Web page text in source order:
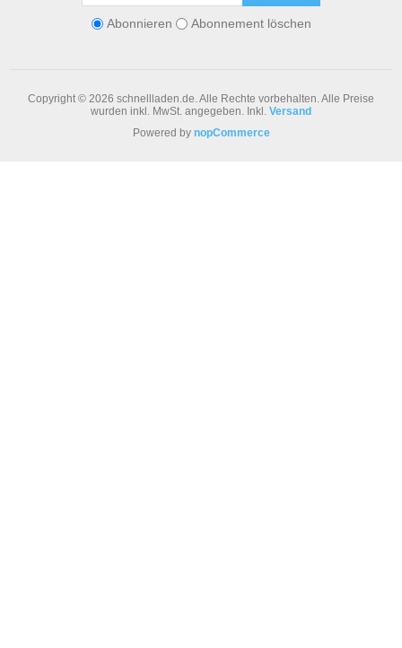
Abonnieren Abonnement löschen
Copyright © 2026 schnellladen.de. Alle Rechte vorbehalten.Alle Preise
wurden inkl. MwSt. angegeben. Inkl. Versand
Powered by nopCommerce